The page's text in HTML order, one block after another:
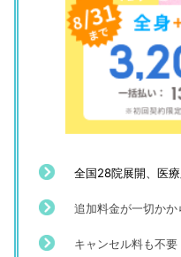
全国28院展開、医
追加料金が一切かか
キャンセル料も不要